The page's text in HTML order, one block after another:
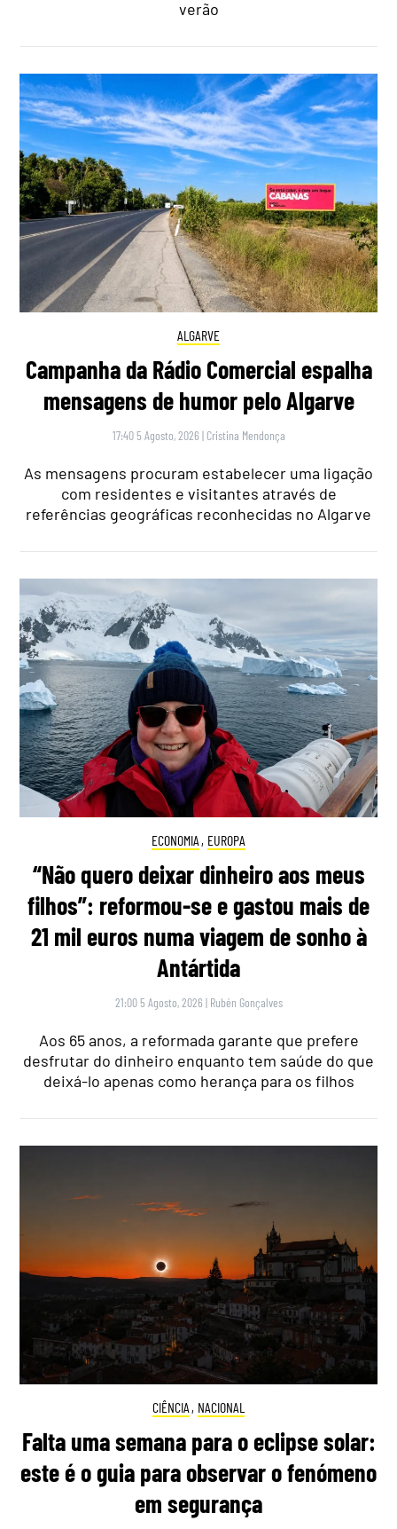
verão
ALGARVE
Campanha da Rádio Comercial espalha
mensagens de humor pelo Algarve
17:40 5 Agosto, 2026 | Cristina Mendonça
As mensagens procuram estabelecer uma ligação
com residentes e visitantes através de
referências geográficas reconhecidas no Algarve
ECONOMIA , EUROPA
“Não quero deixar dinheiro aos meus
filhos”: reformou-se e gastou mais de
21 mil euros numa viagem de sonho à
Antártida
21:00 5 Agosto, 2026 | Rubén Gonçalves
Aos 65 anos, a reformada garante que prefere
desfrutar do dinheiro enquanto tem saúde do que
deixá-lo apenas como herança para os filhos
CIÊNCIA , NACIONAL
Falta uma semana para o eclipse solar:
este é o guia para observar o fenómeno
em segurança